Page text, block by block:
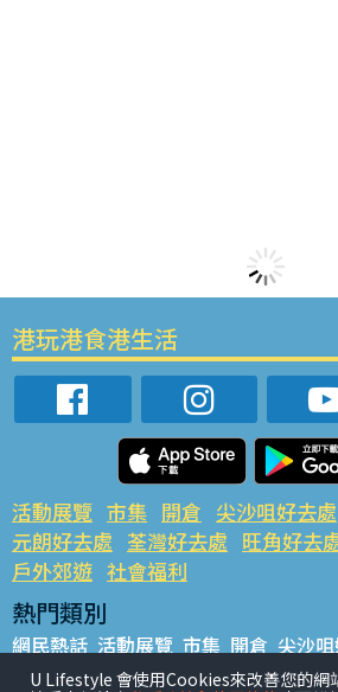
港玩港食港生活
活動展覽 市集 開倉 尖沙咀好去處
元朗好去處 荃灣好去處 旺角好去
戶外郊遊 社會福利
熱門類別
網民熱話 活動展覽 市集 開倉 尖沙
銅鑼灣好去處 元朗好去處 荃灣好去處
U Lifestyle 會使用Cookies來改善您的網